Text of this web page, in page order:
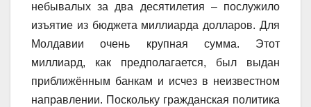
небывалых за два десятилетия – послужило
изъятие из бюджета миллиарда долларов. Для
Молдавии очень крупная сумма. Этот
миллиард, как предполагается, был выдан
приближённым банкам и исчез в неизвестном
направлении. Поскольку гражданская политика